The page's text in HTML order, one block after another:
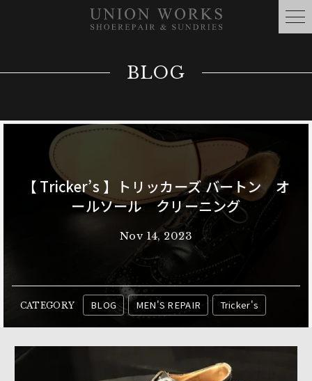
BLOG
【 Tricker’s 】トリッカーズ バートン オ
ールソール クリーニング
Nov 14, 2023
CATEGORY BLOG MEN'S REPAIR Tricker's